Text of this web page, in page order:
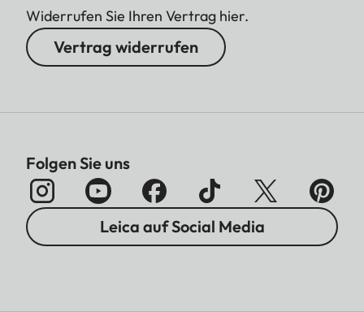
Widerrufen Sie Ihren Vertrag hier.
Vertrag widerrufen
Folgen Sie uns
Leica auf Social Media